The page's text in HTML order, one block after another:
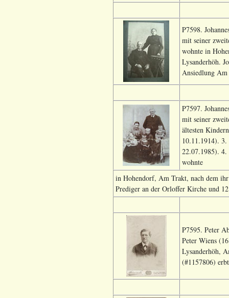
P7598.
mit seiner
wohnte in
Lysanderhöh.
Ansiedlung
P7597.
mit seiner
ältesten
10.11.1914).
22.07.1985).
wohnte
in Hohendorf, Am Trakt, nach dem
Prediger an der Orloffer Kirche und
P7595. Peter
Peter Wiens
Lysanderhöh,
(#1157806)